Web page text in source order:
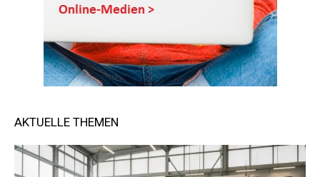
AKTUELLE THEMEN